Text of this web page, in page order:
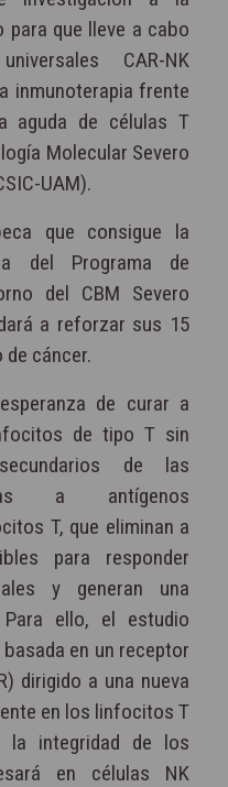
que lleve a cabo
CAR-NK
inmunoterapia frente
aguda de células T
Molecular Severo
UAM).
que consigue la
del Programa de
del CBM Severo
a reforzar sus 15
cáncer.
de curar a
de tipo T sin
de las
a antígenos
T, que eliminan a
para responder
y generan una
Para ello, el estudio
en un receptor
dirigido a una nueva
en los linfocitos T
la integridad de los
en células NK